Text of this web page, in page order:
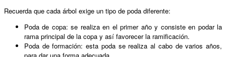
Recuerda que cada árbol exige un tipo de poda diferente:
Poda de copa: se realiza en el primer año y consiste en podar la
rama principal de la copa y así favorecer la ramificación.
Poda de formación: esta poda se realiza al cabo de varios años,